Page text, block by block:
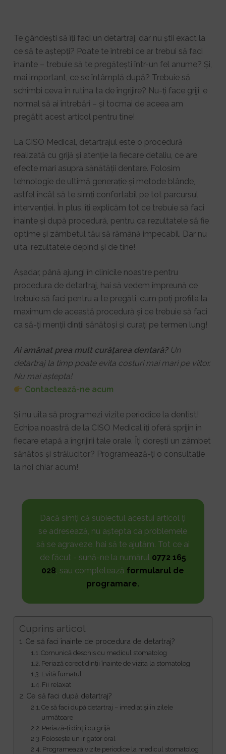
Te gândești să îți faci un detartraj, dar nu știi exact la
ce să te aștepți? Poate te întrebi ce ar trebui să faci
înainte – trebuie să te pregătești într-un fel anume? Și,
mai important, ce se întâmplă după? Trebuie să
schimbi ceva în rutina ta de îngrijire? Nu-ți face griji, e
normal să ai întrebări – și tocmai de aceea am
pregătit acest articol pentru tine!
La CISO Medical, detartrajul este o procedură
realizată cu grijă și atenție la fiecare detaliu, ce are
efecte mari asupra sănătății dentare. Folosim
tehnologie de ultimă generație și metode blânde,
astfel încât să te simți confortabil pe tot parcursul
intervenției. În plus, îți explicăm tot ce trebuie să faci
înainte și după procedură, pentru ca rezultatele să fie
optime și zâmbetul tău să rămână impecabil. Dar nu
uita, rezultatele depind și de tine!
Așadar, până ajungi în clinicile noastre pentru
procedura de detartraj, hai să vedem împreună ce
trebuie să faci pentru a te pregăti, cum poți profita la
maximum de această procedură și ce trebuie să faci
ca să-ți menții dinții sănătoși și curați pe termen lung!
Ai amânat prea mult curățarea dentară?Un
detartraj la timp poate evita costuri mai mari pe viitor.
Nu mai aștepta!
Contactează-ne acum
Și nu uita să programezi vizite periodice la dentist!
Echipa noastră de la CISO Medical îți oferă sprijin în
fiecare etapă a îngrijirii tale orale. Îți dorești un zâmbet
sănătos și strălucitor? Programează-ți o consultație
la noi chiar acum!
Dacă simți că subiectul acestui articol ți
se adresează, nu aștepta ca problemele
să se agraveze, hai să te ajutăm. Tot ce ai
de făcut - sună-ne la numărul 0772 165
028, sau completează formularul de
programare.
Cuprins articol
Ce să faci înainte de procedura de detartraj?
Comunică deschis cu medicul stomatolog
Periază corect dinții înainte de vizita la stomatolog
Evită fumatul
Fii relaxat
Ce să faci după detartraj?
Ce să faci după detartraj – imediat și în zilele
următoare
Periază-ți dinții cu grijă
Folosește un irigator oral
Programează vizite periodice la medicul stomatolog